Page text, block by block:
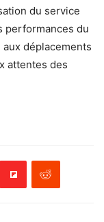
du service
performances du
déplacements
attentes des